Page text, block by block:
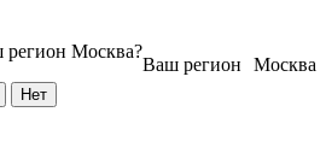
Москва
Ваш регион
Москва?